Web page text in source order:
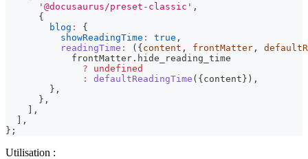
'@docusaurus/preset-classic' ,
{
blog :
{
showReadingTime : true ,
readingTime : ( { content , frontMatter ,
            frontMatter
. hide_reading_time
?
undefined
:
defaultReadingTime ( { content } ) ,
} ,
} ,
,
,
} ;
Utilisation :